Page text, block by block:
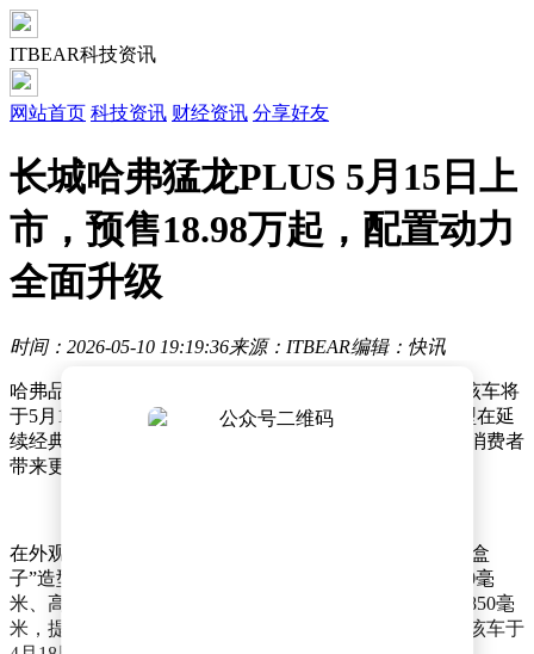
ITBEAR科技资讯
网站首页 科技资讯 财经资讯 分享好友
长城哈弗猛龙PLUS 5月15日上
市，预售18.98万起，配置动力
全面升级
时间：2026-05-10 19:19:36来源：ITBEAR编辑：快讯
哈弗品牌即将推出一款全新车型——哈弗猛龙 PLUS，该车将
于5月15日正式上市。作为猛龙家族的新成员，这款车型在延
续经典设计的同时，对空间和配置进行了全面升级，为消费者
带来更多选择。
在外观设计上，哈弗猛龙 PLUS延续了家族标志性的“方盒
子”造型，车身线条硬朗有力。新车长4912毫米、宽1950毫
米、高1905毫米，轴距较原有车型增加112毫米，达到2850毫
米，提供5座和7座两种版本，满足不同家庭出行需求。该车于